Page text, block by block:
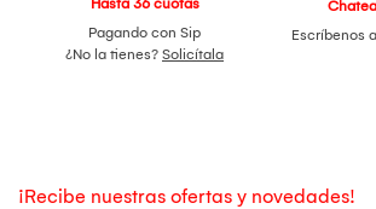
Pagando con Sip
¿No la tienes? Solicítala
Escríbenos
¡Recibe nuestras ofertas y novedades!